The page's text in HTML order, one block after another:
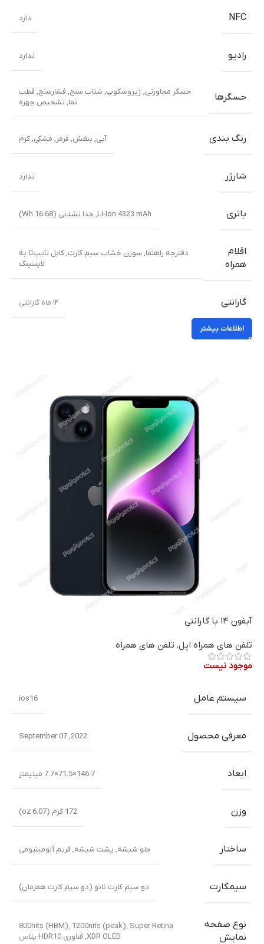
NFC دارد
رادیو ندارد
حسگرها حسگر مجاورتی,ژیروسکوپ, شتاب سنج, فشارسنج, قطب
نما, تشخیص چهره
رنگ بندی آبی, بنفش, قرمز, مشکی,کرم
شارژر ندارد
باتری Li-Ion 4323 mAh, جدا نشدنی (16.68 Wh)
اقلام
همراه
دفترچه راهنما, سوزن خشاب سیم کارت,
کابل تایپC به
لایتنینگ
گارانتی ۱۲ ماه گارانتی
اطلاعات بیشتر
آیفون ۱۴ با گارانتی
تلفن های همراه اپل, تلفن های همراه
موجود نیست
سیستم عامل ios16
معرفی محصول 2022, September 07
ابعاد 146.7×71.5×7.7 میلیمتر
وزن 172 گرم (6.07 oz)
ساختار جلو شیشه, پشت شیشه, فریم آلومینیومی
سیمکارت دو سیم کارت نانو (دو سیم کارت همزمان)
نوع صفحه
نمایش
800nits (HBM), 1200nits (peak), Super Retina
XDR OLED
, فناوری HDR10 پلاس